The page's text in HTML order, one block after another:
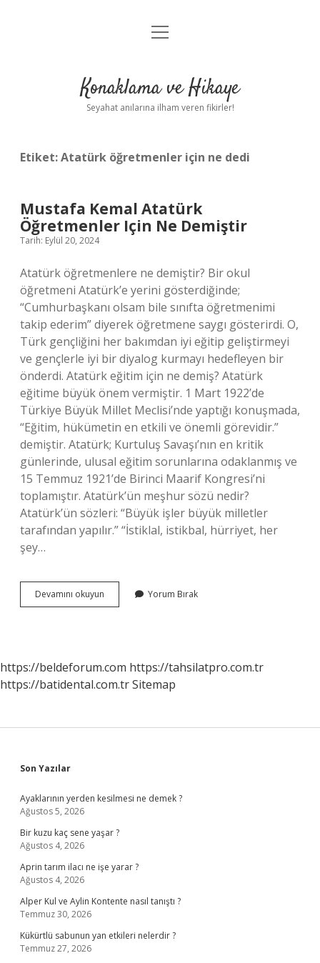
Anasayfa
Yasal Uyarı
menüyü
Konaklama ve Hikaye
Seyahat anılarına ilham veren fikirler!
Etiket:Atatürk öğretmenler için ne dedi
Mustafa Kemal Atatürk
Öğretmenler Için Ne Demiştir
Tarih: Eylül 20, 2024
Atatürk öğretmenlere ne demiştir? Bir okul
öğretmeni Atatürk’e yerini gösterdiğinde;
“Cumhurbaşkanı olsam bile sınıfta öğretmenimi
takip ederim” diyerek öğretmene saygı gösterirdi. O,
Türk gençliğini her bakımdan iyi eğitip geliştirmeyi
ve gençlerle iyi bir diyalog kurmayı hedefleyen bir
önderdi. Atatürk eğitim için ne demiş? Atatürk
eğitime büyük önem vermiştir. 1 Mart 1922’de
Türkiye Büyük Millet Meclisi’nde yaptığı konuşmada,
“Eğitim, hükümetin en etkili ve önemli görevidir.”
demiştir. Atatürk; Kurtuluş Savaşı’nın en kritik
günlerinde, ulusal eğitim sorunlarına odaklanmış ve
15 Temmuz 1921’de Birinci Maarif Kongresi’ni
toplamıştır. Atatürk’ün meşhur sözü nedir?
Atatürk’ün sözleri: “Büyük işler büyük milletler
tarafından yapılır.” “İstiklal, istikbal, hürriyet, her
şey…
Devamını okuyun Mustafa
Kemal
Demiştir
Yorum Bırak
https://beldeforum.com https://tahsilatpro.com.tr
https://batidental.com.trSitemap
Sidebar
Son Yazılar
Ayaklarının yerden kesilmesi ne demek ?
Ağustos 5, 2026
Bir kuzu kaç sene yaşar ?
Ağustos 4, 2026
Aprin tarım ilacı ne işe yarar ?
Ağustos 4, 2026
Alper Kul ve Aylin Kontente nasıl tanıştı ?
Temmuz 30, 2026
Kükürtlü sabunun yan etkileri nelerdir ?
Temmuz 27, 2026